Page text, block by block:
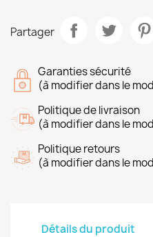
Partager
Garanties sécurité
(à modifier dans le
Politique de livraison
(à modifier dans le
Politique retours
(à modifier dans le
Détails du produit